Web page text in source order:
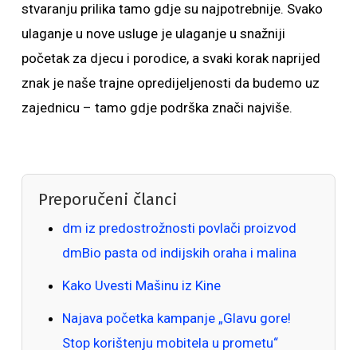
stvaranju prilika tamo gdje su najpotrebnije. Svako
ulaganje u nove usluge je ulaganje u snažniji
početak za djecu i porodice, a svaki korak naprijed
znak je naše trajne opredijeljenosti da budemo uz
zajednicu – tamo gdje podrška znači najviše.
Preporučeni članci
dm iz predostrožnosti povlači proizvod
dmBio pasta od indijskih oraha i malina
Kako Uvesti Mašinu iz Kine
Najava početka kampanje „Glavu gore!
Stop korištenju mobitela u prometu“